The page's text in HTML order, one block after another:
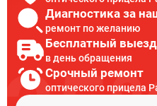
Диагностика за
ремонт по желанию
Бесплатный
в день обращения
Срочный ремонт
оптического прицела